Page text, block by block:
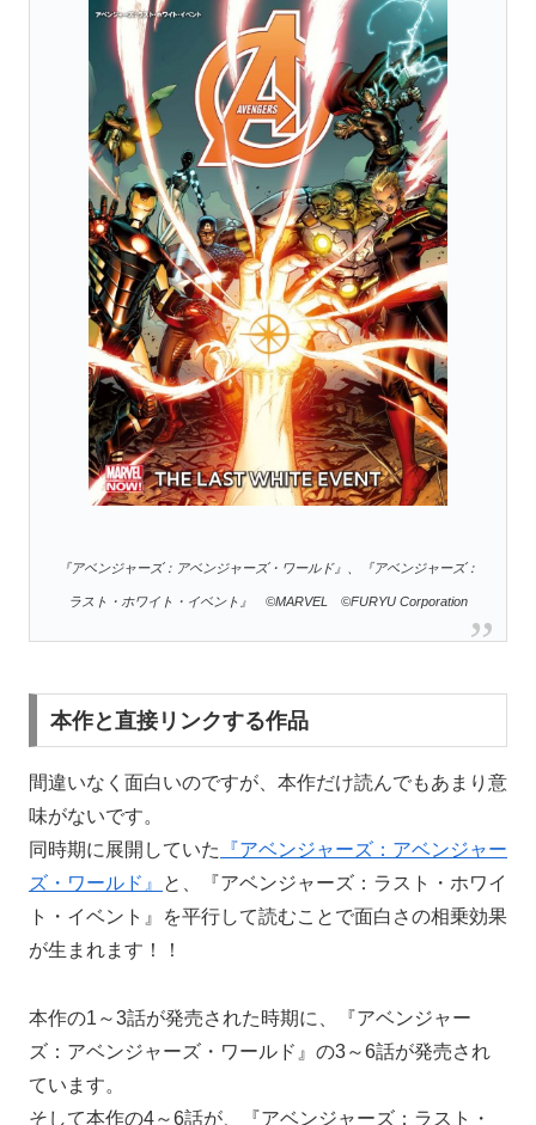
『アベンジャーズ：アベンジャーズ・ワールド』、『アベンジャーズ：
ラスト・ホワイト・イベント』 ©MARVEL ©FURYU Corporation
本作と直接リンクする作品
間違いなく面白いのですが、本作だけ読んでもあまり意
味がないです。
同時期に展開していた
『アベンジャーズ：アベンジャー
ズ・ワールド』
と、『アベンジャーズ：ラスト・ホワイ
ト・イベント』を平行して読むことで面白さの相乗効果
が生まれます！！
本作の1～3話が発売された時期に、『アベンジャー
ズ：アベンジャーズ・ワールド』の3～6話が発売され
ています。
そして本作の4～6話が、『アベンジャーズ：ラスト・